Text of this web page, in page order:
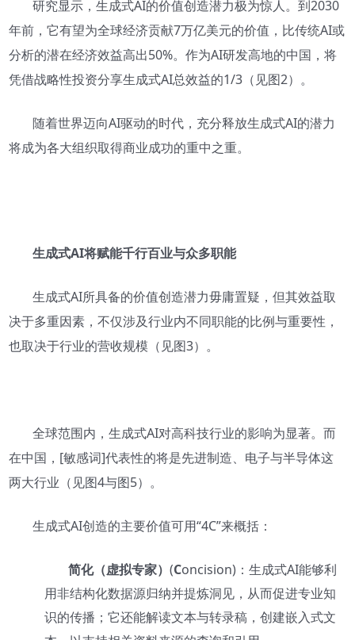
研究显示，生成式AI的价值创造潜力极为惊人。到2030
年前，它有望为全球经济贡献7万亿美元的价值，比传统AI或
分析的潜在经济效益高出50%。作为AI研发高地的中国，将
凭借战略性投资分享生成式AI总效益的1/3（见图2）。
随着世界迈向AI驱动的时代，充分释放生成式AI的潜力
将成为各大组织取得商业成功的重中之重。
生成式AI将赋能千行百业与众多职能
生成式AI所具备的价值创造潜力毋庸置疑，但其效益取
决于多重因素，不仅涉及行业内不同职能的比例与重要性，
也取决于行业的营收规模（见图3）。
全球范围内，生成式AI对高科技行业的影响为显著。而
在中国，[敏感词]代表性的将是先进制造、电子与半导体这
两大行业（见图4与图5）。
生成式AI创造的主要价值可用“4C”来概括：
简化（虚拟专家）(Concision)：生成式AI能够利
用非结构化数据源归纳并提炼洞见，从而促进专业知
识的传播；它还能解读文本与转录稿，创建嵌入式文